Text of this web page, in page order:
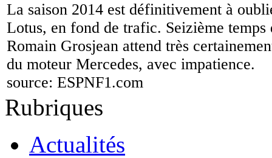
La saison 2014 est définitivement à
Lotus, en fond de trafic. Seizième temps
Romain Grosjean attend très
du moteur Mercedes, avec impatience.
source: ESPNF1.com
Rubriques
Actualités